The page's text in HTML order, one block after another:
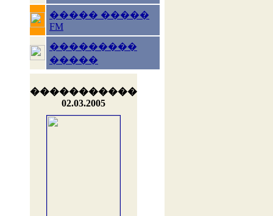
����� �����
FM
���������
�����
�����������
02.03.2005